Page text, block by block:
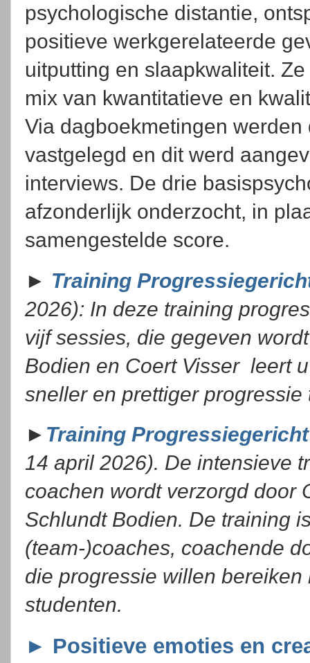
psychologische distantie,
positieve werkgerelateerde
uitputting en slaapkwaliteit.
mix van kwantitatieve en
Via dagboekmetingen
vastgelegd en dit werd
interviews. De drie
afzonderlijk onderzocht, in
samengestelde score.
► Training
2026): In deze training
vijf sessies, die gegeven
Bodien en Coert Visser leert
sneller en prettiger
► Training
14 april 2026). De intensieve
coachen wordt verzorgd door
Schlundt Bodien. De training
(team-)coaches, coachende
die progressie willen
studenten.
► Positieve emoties en